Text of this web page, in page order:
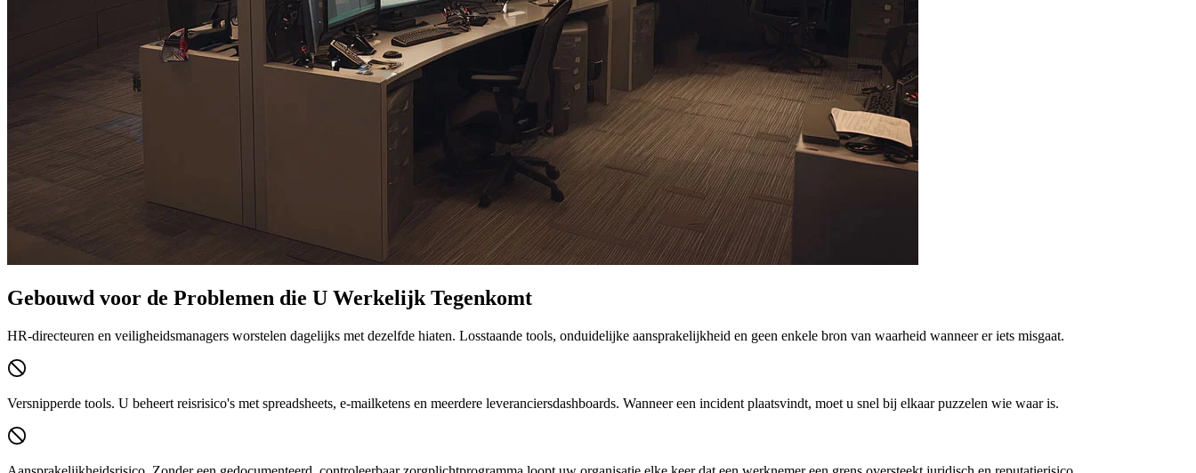
Gebouwd voor de Problemen die U Werkelijk Tegenkomt
HR-directeuren en veiligheidsmanagers worstelen dagelijks met dezelfde hiaten. Losstaande tools, onduidelijke aansprakelijkheid en geen enkele bron van waarheid wanneer er iets misgaat.
Versnipperde tools. U beheert reisrisico's met spreadsheets, e-mailketens en meerdere leveranciersdashboards. Wanneer een incident plaatsvindt, moet u snel bij elkaar puzzelen wie waar is.